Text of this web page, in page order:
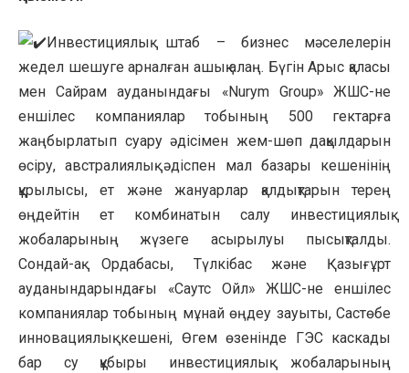
Инвестициялық штаб – бизнес мәселелерін
жедел шешуге арналған ашық алаң. Бүгін Арыс қаласы
мен Сайрам ауданындағы «Nurym Group» ЖШС-не
еншілес компаниялар тобының 500 гектарға
жаңбырлатып суару әдісімен жем-шөп дақылдарын
өсіру, австралиялық әдіспен мал базары кешенінің
құрылысы, ет және жануарлар қалдықтарын терең
өңдейтін ет комбинатын салу инвестициялық
жобаларының жүзеге асырылуы пысықталды.
Сондай-ақ Ордабасы, Түлкібас және Қазығұрт
ауданындарындағы «Саутс Ойл» ЖШС-не еншілес
компаниялар тобының мұнай өңдеу зауыты, Састөбе
инновациялық кешені, Өгем өзенінде ГЭС каскады
бар су құбыры инвестициялық жобаларының